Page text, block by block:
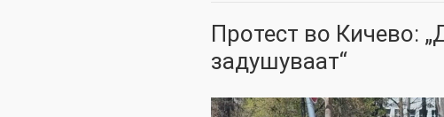
Протест во Кичево:
задушуваат“